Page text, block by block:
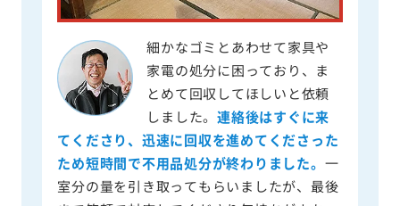
細かなゴミとあわせて家具や
家電の処分に困っており、ま
とめて回収してほしいと依頼
しました。連絡後はすぐに来
てくださり、迅速に回収を進めてくださった
ため短時間で不用品処分が終わりました。 一
室分の量を引き取ってもらいましたが、最後